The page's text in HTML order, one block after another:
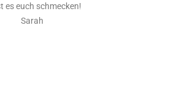
es euch schmecken!
Sarah